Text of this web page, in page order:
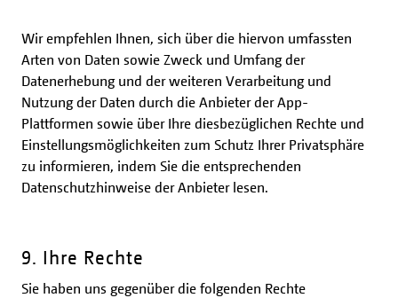
Wir empfehlen Ihnen, sich über die hiervon umfassten
Arten von Daten sowie Zweck und Umfang der
Datenerhebung und der weiteren Verarbeitung und
Nutzung der Daten durch die Anbieter der App-
Plattformen sowie über Ihre diesbezüglichen Rechte und
Einstellungsmöglichkeiten zum Schutz Ihrer Privatsphäre
zu informieren, indem Sie die entsprechenden
Datenschutzhinweise der Anbieter lesen.
9. Ihre Rechte
Sie haben uns gegenüber die folgenden Rechte